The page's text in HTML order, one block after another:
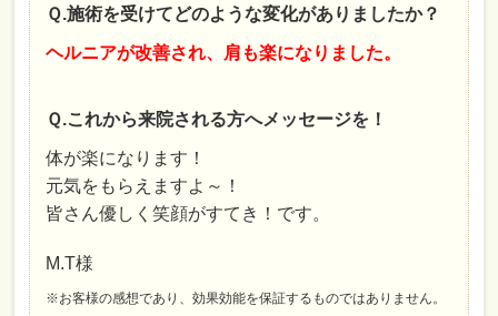
Ｑ.施術を受けてどのような変化がありましたか？
ヘルニアが改善され、肩も楽になりました。
Ｑ.これから来院される方へメッセージを！
体が楽になります！
元気をもらえますよ～！
皆さん優しく笑顔がすてき！です。
M.T様
※お客様の感想であり、効果効能を保証するものではありません。